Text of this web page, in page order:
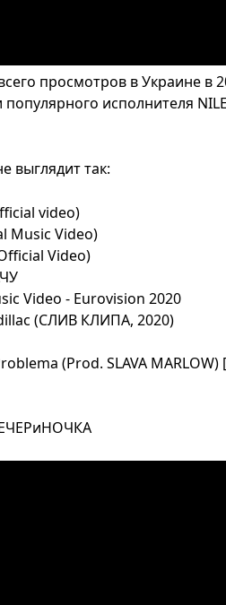
просмотров в Украине в
исполнителя
выглядит так:
video)
Music Video)
Video)
Video - Eurovision 2020
(СЛИВ КЛИПА, 2020)
(Prod. SLAVA